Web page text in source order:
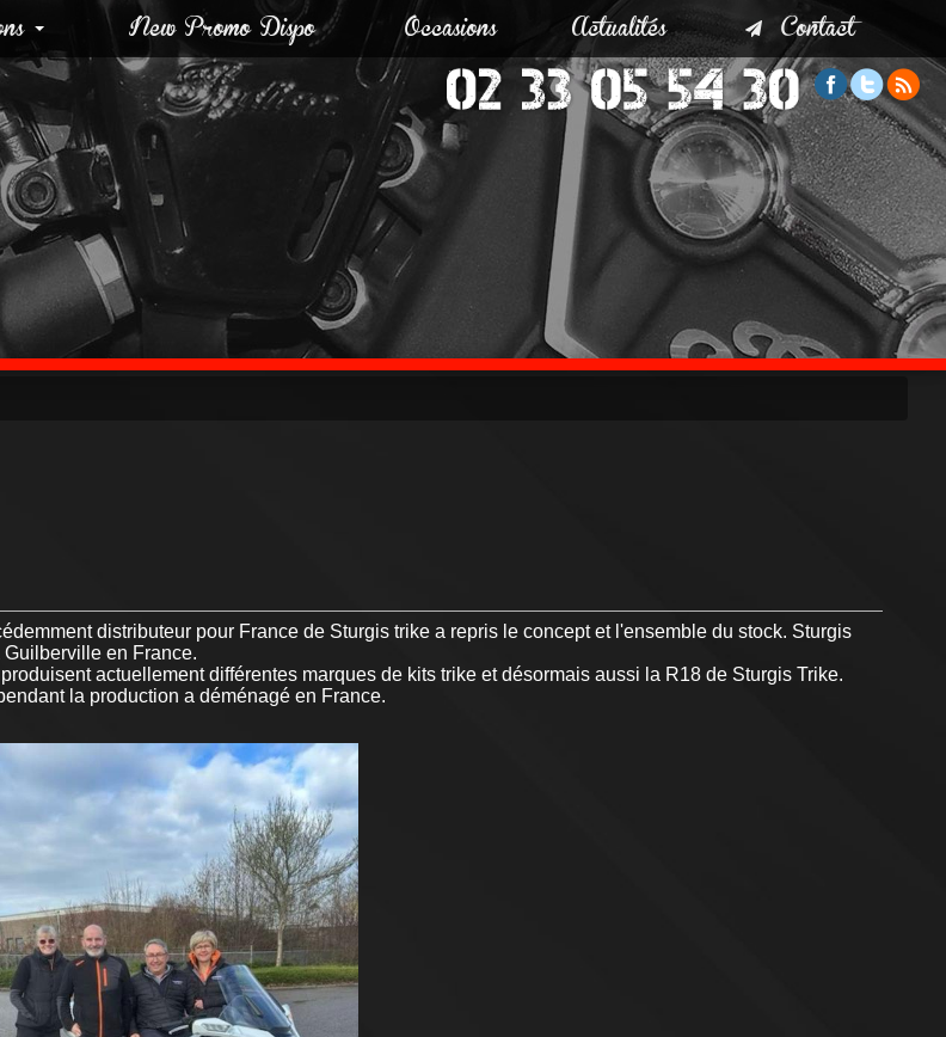
New Promo Dispo Occasions Actualités Contact
distributeur pour France de Sturgis trike a repris le concept et l'ensemble du stock. Sturgis
en France.
actuellement différentes marques de kits trike et désormais aussi la R18 de Sturgis Trike.
la production a déménagé en France.